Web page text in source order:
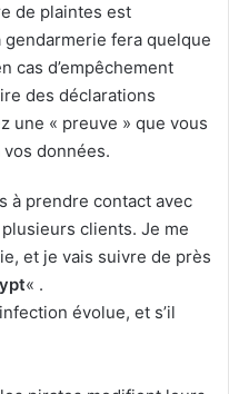
de plaintes est
fera quelque
cas d’empêchement
des déclarations
une « preuve » que vous
vos données.
à prendre contact avec
clients. Je me
et je vais suivre de près
« .
évolue, et s’il